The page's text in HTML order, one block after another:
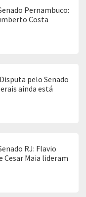
Pernambuco:
Costa
pelo Senado
ainda está
RJ: Flavio
Cesar Maia lideram